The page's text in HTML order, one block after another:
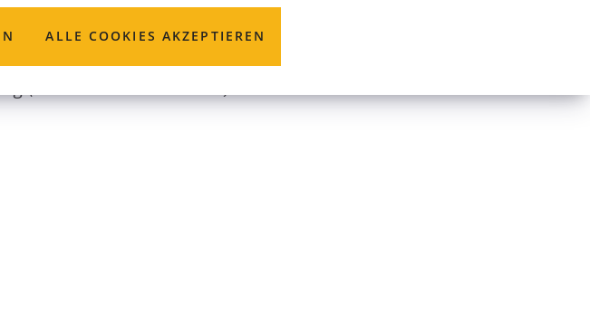
ALLE COOKIES AKZEPTIEREN